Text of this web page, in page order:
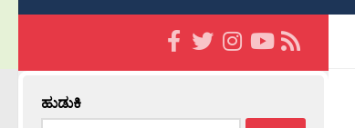
ಹುಡುಕಿ